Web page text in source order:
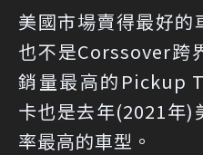
美國市場賣得最好的
也不是Corssover跨
銷量最高的Pickup
卡也是去年(2021年)
率最高的車型。